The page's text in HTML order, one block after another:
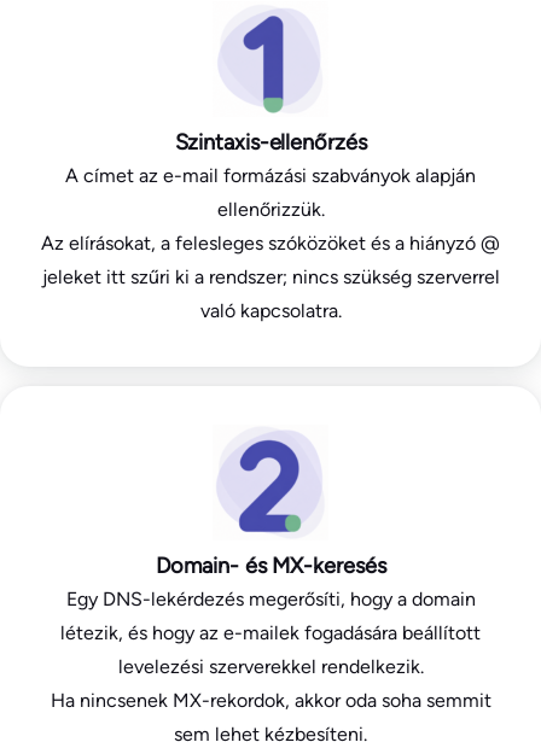
Szintaxis-ellenőrzés
A címet az e-mail formázási szabványok alapján
ellenőrizzük.
Az elírásokat, a felesleges szóközöket és a hiányzó @
jeleket itt szűri ki a rendszer; nincs szükség szerverrel
való kapcsolatra.
Domain- és MX-keresés
Egy DNS-lekérdezés megerősíti, hogy a domain
létezik, és hogy az e-mailek fogadására beállított
levelezési szerverekkel rendelkezik.
Ha nincsenek MX-rekordok, akkor oda soha semmit
sem lehet kézbesíteni.